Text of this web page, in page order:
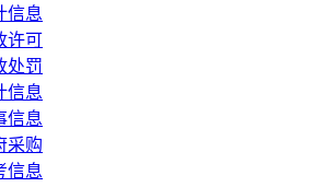
信息
许可
处罚
信息
信息
采购
信息